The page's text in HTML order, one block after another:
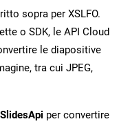
sopra per XSLFO.
o SDK, le API Cloud
le diapositive
tra cui JPEG,
SlidesApi per convertire